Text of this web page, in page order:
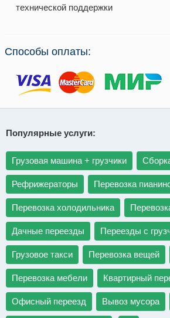
технической поддержки
Способы оплаты:
Популярные услуги:
Грузовая машина + грузчики
Рефрижераторы Перевозка
Перевозка холодильника
Дачные переезды Переезды с
Грузовое такси Перевозка вещей
Перевозка мебели Квартирный
Офисный переезд Вывоз мусора